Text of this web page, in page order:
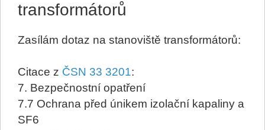
transformátorů
Zasílám dotaz na stanoviště transformátorů:
Citace z ČSN 33 3201:
7. Bezpečnostní opatření
7.7 Ochrana před únikem izolační kapaliny a
SF6